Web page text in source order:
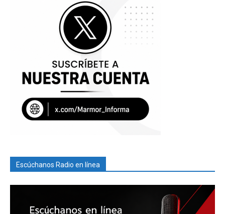
Escúchanos Radio en línea